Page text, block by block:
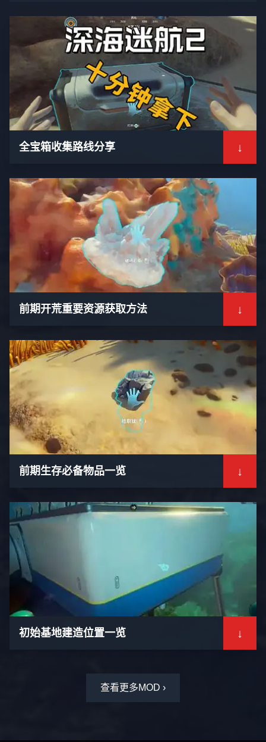
全宝箱收集路线分享 ↓
前期开荒重要资源获取方法 ↓
前期生存必备物品一览 ↓
初始基地建造位置一览 ↓
查看更多MOD ›